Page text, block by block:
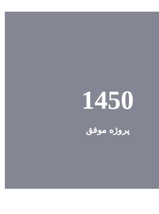
1450
پروژه موفق